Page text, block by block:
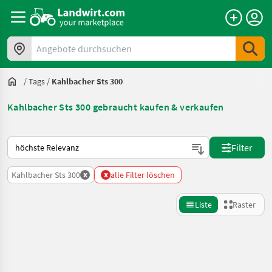
Angebote durchsuchen
/Tags / Kahlbacher Sts 300
Kahlbacher Sts 300 gebraucht kaufen & verkaufen
So wird auf Landwirt.com sortiert
Filter
Kahlbacher Sts 300 x x alle Filter löschen
Liste Raster